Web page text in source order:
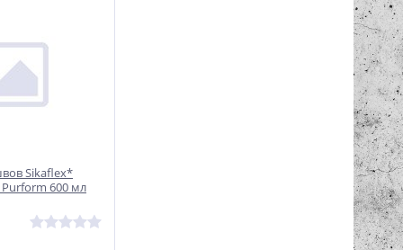
Sikaflex*
Purform 600 мл